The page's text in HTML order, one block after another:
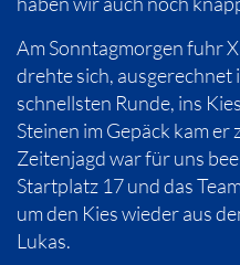
Am Sonntagmorgen fuhr
drehte sich, ausgerechnet
schnellsten Runde, ins
Steinen im Gepäck kam
Zeitenjagd war für uns
Startplatz 17 und das
um den Kies wieder aus
Lukas.